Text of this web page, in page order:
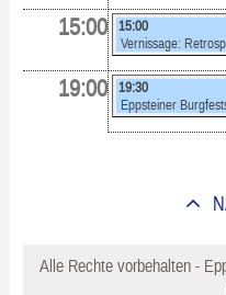
15:00
15:00
Vernissage:
19:00
19:30
Eppsteiner
Alle Rechte vorbehalten -